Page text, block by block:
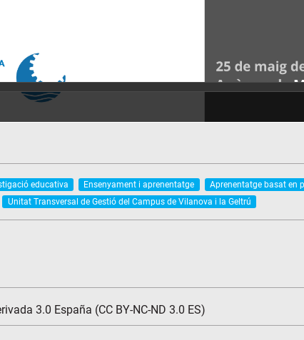
educativa Ensenyament i aprenentatge Aprenentatge basat en
Unitat Transversal de Gestió del Campus de Vilanova i la Geltrú
3.0 España (CC BY-NC-ND 3.0 ES)